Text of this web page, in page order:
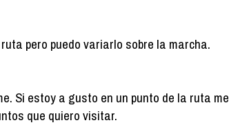
pero puedo variarlo sobre la marcha.
Si estoy a gusto en un punto de la ruta me
que quiero visitar.